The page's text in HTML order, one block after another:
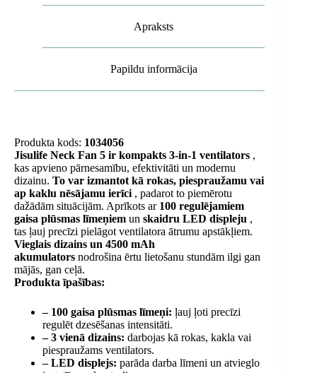
Apraksts
Papildu informācija
Produkta kods: 1034056
Jisulife Neck Fan 5 ir kompakts 3-in-1 ventilators ,
kas apvieno pārnesamību, efektivitāti un modernu
dizainu. To var izmantot kā rokas, piespraužamu vai
ap kaklu nēsājamu ierīci , padarot to piemērotu
dažādām situācijām. Aprīkots ar 100 regulējamiem
gaisa plūsmas līmeņiem un skaidru LED displeju ,
tas ļauj precīzi pielāgot ventilatora ātrumu apstākļiem.
Vieglais dizains un 4500 mAh
akumulators nodrošina ērtu lietošanu stundām ilgi gan
mājās, gan ceļā.
Produkta īpašības:
– 100 gaisa plūsmas līmeņi: ļauj ļoti precīzi
regulēt dzesēšanas intensitāti.
– 3 vienā dizains: darbojas kā rokas, kakla vai
piespraužams ventilators.
– LED displejs: parāda darba līmeni un atvieglo